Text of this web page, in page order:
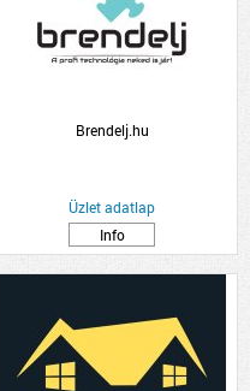
Brendelj.hu
Üzlet adatlap
Info